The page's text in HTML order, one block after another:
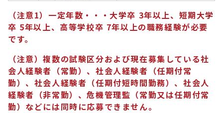
（注意1） 一定年数・・・大学卒 3年以上、短期大学
卒 5年以上、高等学校卒 7年以上の職務経験が必要
です。
（注意）複数の試験区分および現在募集している社
会人経験者（常勤）、社会人経験者（任期付常
勤）、社会人経験者（任期付短時間勤務）、社会人
経験者（非常勤）、危機管理監（常勤又は任期付常
勤） などには同時に応募できません。